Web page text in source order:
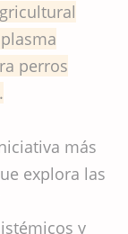
perros
más
explora las
y